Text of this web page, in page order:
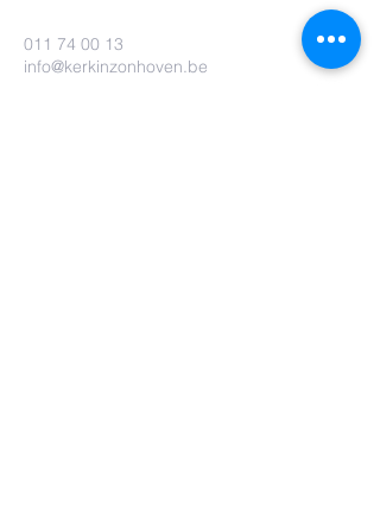
011 74 00 13
info@kerkinzonhoven.be